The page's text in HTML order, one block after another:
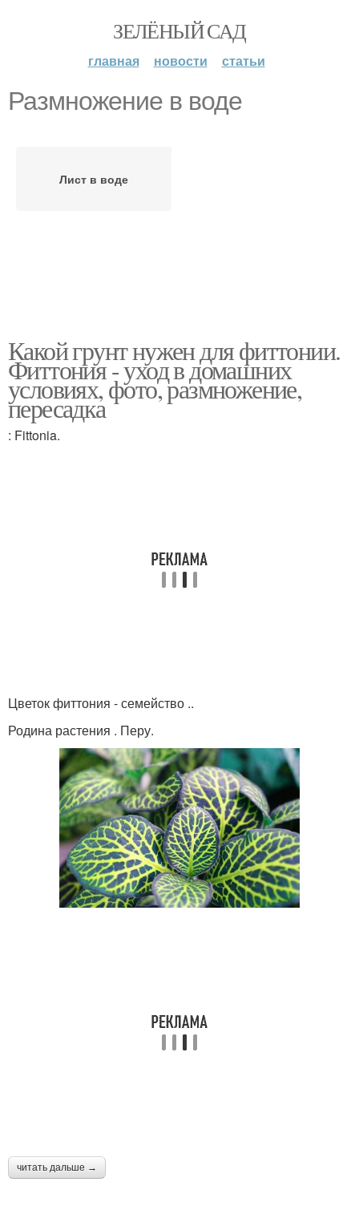
ЗЕЛЁНЫЙ САД
главная новости статьи
Размножение в воде
Лист в воде
Какой грунт нужен для фиттонии.
Фиттония - уход в домашних
условиях, фото, размножение,
пересадка
: Fittonia.
Цветок фиттония - семейство ..
Родина растения . Перу.
читать дальше →